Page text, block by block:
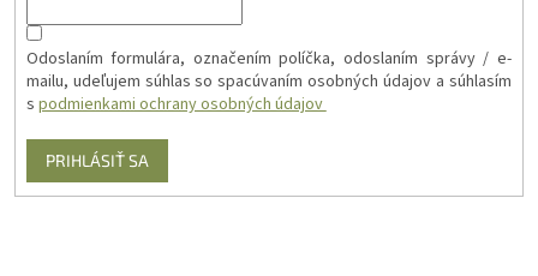
Odoslaním formulára, označením políčka, odoslaním správy / e-
mailu, udeľujem súhlas so spacúvaním osobných údajov a súhlasím
s podmienkami ochrany osobných údajov
PRIHLÁSIŤ SA